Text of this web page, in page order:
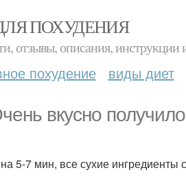
ПОХУДЕНИЯ
отзывы, описания, инструкции
похудение виды диет
вкусно
5-7 мин, все сухие